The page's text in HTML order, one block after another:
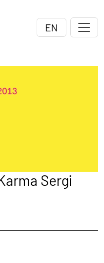
EN
Sergi